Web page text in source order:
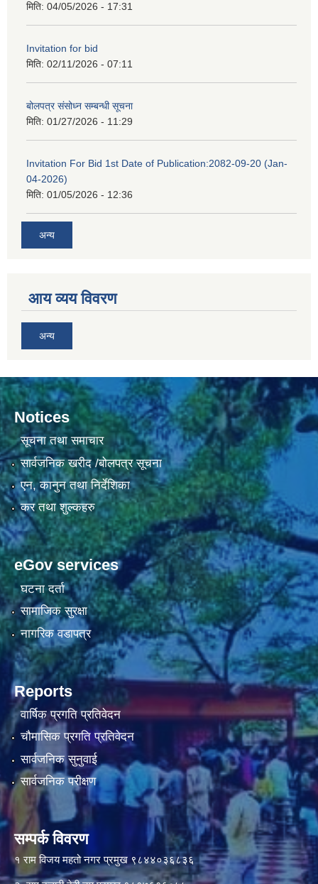
मिति: 04/05/2026 - 17:31
Invitation for bid
मिति: 02/11/2026 - 07:11
बोलपत्र संसोध्न सम्बन्धी सूचना
मिति: 01/27/2026 - 11:29
Invitation For Bid 1st Date of Publication:2082-09-20 (Jan-
04-2026)
मिति: 01/05/2026 - 12:36
अन्य
आय व्यय विवरण
अन्य
Notices
सूचना तथा समाचार
सार्वजनिक खरीद /बोलपत्र सूचना
एन, कानुन तथा निर्देशिका
कर तथा शुल्कहरु
eGov services
घटना दर्ता
सामाजिक सुरक्षा
नागरिक वडापत्र
Reports
वार्षिक प्रगति प्रतिवेदन
चौमासिक प्रगति प्रतिवेदन
सार्वजनिक सुनुवाई
सार्वजनिक परीक्षण
सम्पर्क विवरण
१ राम विजय महतो नगर प्रमुख ९८४४०३६८३६